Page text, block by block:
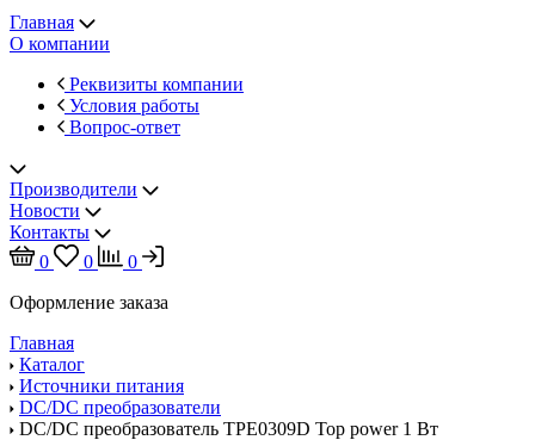
Главная
О компании
Реквизиты компании
Условия работы
Вопрос-ответ
Производители
Новости
Контакты
0
0
0
Оформление заказа
Главная
Каталог
Источники питания
DC/DC преобразователи
DC/DC преобразователь TPE0309D Top power 1 Вт